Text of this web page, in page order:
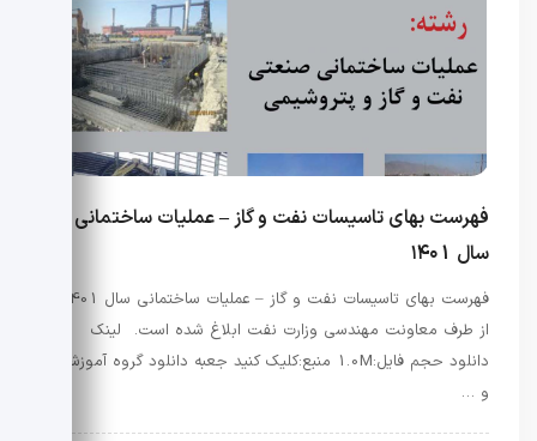
فهرست بهای تاسیسات نفت و گاز – عملیات ساختمانی
سال ۱۴۰1
فهرست بهای تاسیسات نفت و گاز – عملیات ساختمانی سال 1401
از طرف معاونت مهندسی وزارت نفت ابلاغ شده است. لینک
دانلود حجم فایل:1.0M منبع:کلیک کنید جعبه دانلود گروه آموزشی
و …